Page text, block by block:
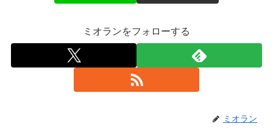
ミオランをフォローする
ミオラン